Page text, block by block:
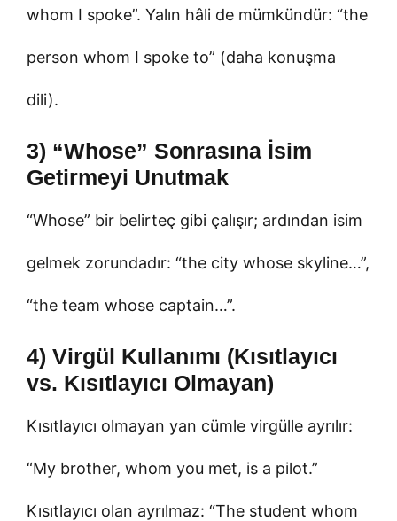
whom I spoke”. Yalın hâli de mümkündür: “the
person whom I spoke to” (daha konuşma
dili).
3) “Whose” Sonrasına İsim
Getirmeyi Unutmak
“Whose” bir belirteç gibi çalışır; ardından isim
gelmek zorundadır: “the city whose skyline…”,
“the team whose captain…”.
4) Virgül Kullanımı (Kısıtlayıcı
vs. Kısıtlayıcı Olmayan)
Kısıtlayıcı olmayan yan cümle virgülle ayrılır:
“My brother, whom you met, is a pilot.”
Kısıtlayıcı olan ayrılmaz: “The student whom